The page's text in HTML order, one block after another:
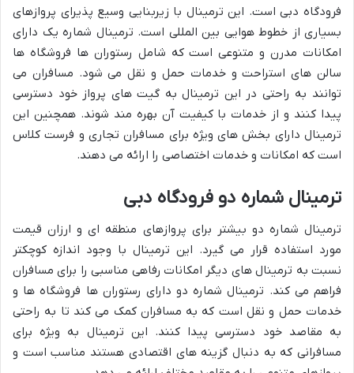
فرودگاه دبی است. این ترمینال با زیربنایی وسیع پذیرای پروازهای
بسیاری از خطوط هوایی بین المللی است. ترمینال شماره یک دارای
امکانات مدرن و متنوعی است که شامل رستوران ها فروشگاه ها
سالن های استراحت و خدمات حمل و نقل می شود. مسافران می
توانند به راحتی در این ترمینال به گیت های پرواز خود دسترسی
پیدا کنند و از خدمات با کیفیت آن بهره مند شوند. همچنین این
ترمینال دارای بخش های ویژه برای مسافران تجاری و فرست کلاس
است که امکانات و خدمات اختصاصی را ارائه می دهند.
ترمینال شماره دو فرودگاه دبی
ترمینال شماره دو بیشتر برای پروازهای منطقه ای و ارزان قیمت
مورد استفاده قرار می گیرد. این ترمینال با وجود اندازه کوچکتر
نسبت به ترمینال های دیگر امکانات رفاهی مناسبی را برای مسافران
فراهم می کند. ترمینال شماره دو دارای رستوران ها فروشگاه ها و
خدمات حمل و نقل است که به مسافران کمک می کند تا به راحتی
به مقاصد خود دسترسی پیدا کنند. این ترمینال به ویژه برای
مسافرانی که به دنبال گزینه های اقتصادی هستند مناسب است و